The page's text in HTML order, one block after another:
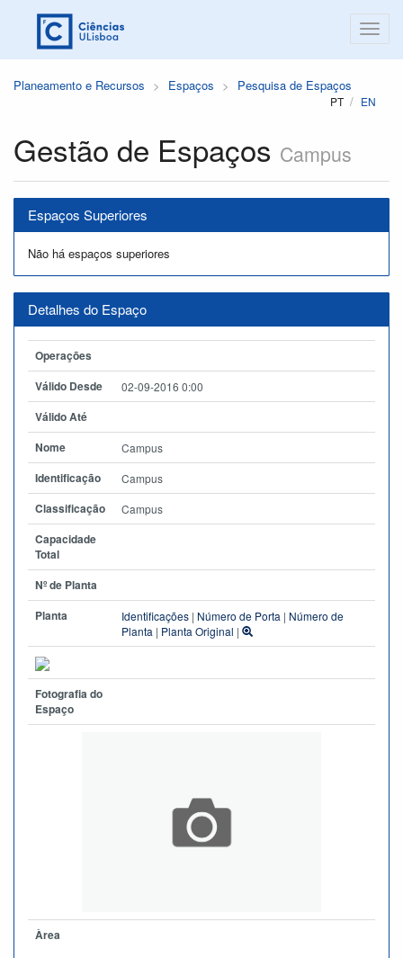
Planeamento e Recursos Espaços Pesquisa de Espaços
PT EN
Gestão de Espaços Campus
Espaços Superiores
Não há espaços superiores
Detalhes do Espaço
Operações
Válido Desde
02-09-2016 0:00
Válido Até
Nome
Campus
Identificação Campus
Classificação Campus
Capacidade
Total
Nº de Planta
Planta
Identificações | Número de Porta | Número de
Planta | Planta Original |
Fotografia do
Espaço
Àrea